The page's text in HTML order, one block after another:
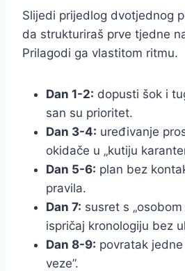
Slijedi prijedlog dvotjednog
da strukturiraš prve tjedne
Prilagodi ga vlastitom ritmu.
Dan 1-2: dopusti šok i
san su prioritet.
Dan 3-4: uređivanje
okidače u „kutiju
Dan 5-6: plan bez
pravila.
Dan 7: susret s „osobom
ispričaj kronologiju bez
Dan 8-9: povratak jedne
veze”.